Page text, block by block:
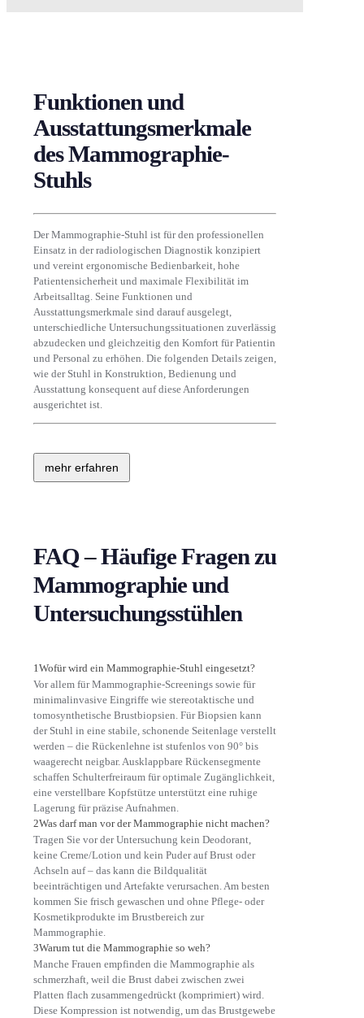
Funktionen und
Ausstattungsmerkmale
des Mammographie-
Stuhls
Der Mammographie-Stuhl ist für den professionellen
Einsatz in der radiologischen Diagnostik konzipiert
und vereint ergonomische Bedienbarkeit, hohe
Patientensicherheit und maximale Flexibilität im
Arbeitsalltag. Seine Funktionen und
Ausstattungsmerkmale sind darauf ausgelegt,
unterschiedliche Untersuchungssituationen zuverlässig
abzudecken und gleichzeitig den Komfort für Patientin
und Personal zu erhöhen. Die folgenden Details zeigen,
wie der Stuhl in Konstruktion, Bedienung und
Ausstattung konsequent auf diese Anforderungen
ausgerichtet ist.
mehr erfahren
FAQ – Häufige Fragen zu
Mammographie und
Untersuchungsstühlen
1 Wofür wird ein Mammographie-Stuhl eingesetzt?
Vor allem für Mammographie-Screenings sowie für
minimalinvasive Eingriffe wie stereotaktische und
tomosynthetische Brustbiopsien. Für Biopsien kann
der Stuhl in eine stabile, schonende Seitenlage verstellt
werden – die Rückenlehne ist stufenlos von 90° bis
waagerecht neigbar. Ausklappbare Rückensegmente
schaffen Schulterfreiraum für optimale Zugänglichkeit,
eine verstellbare Kopfstütze unterstützt eine ruhige
Lagerung für präzise Aufnahmen.
2Was darf man vor der Mammographie nicht machen?
Tragen Sie vor der Untersuchung kein Deodorant,
keine Creme/Lotion und kein Puder auf Brust oder
Achseln auf – das kann die Bildqualität
beeinträchtigen und Artefakte verursachen. Am besten
kommen Sie frisch gewaschen und ohne Pflege- oder
Kosmetikprodukte im Brustbereich zur
Mammographie.
3Warum tut die Mammographie so weh?
Manche Frauen empfinden die Mammographie als
schmerzhaft, weil die Brust dabei zwischen zwei
Platten flach zusammengedrückt (komprimiert) wird.
Diese Kompression ist notwendig, um das Brustgewebe